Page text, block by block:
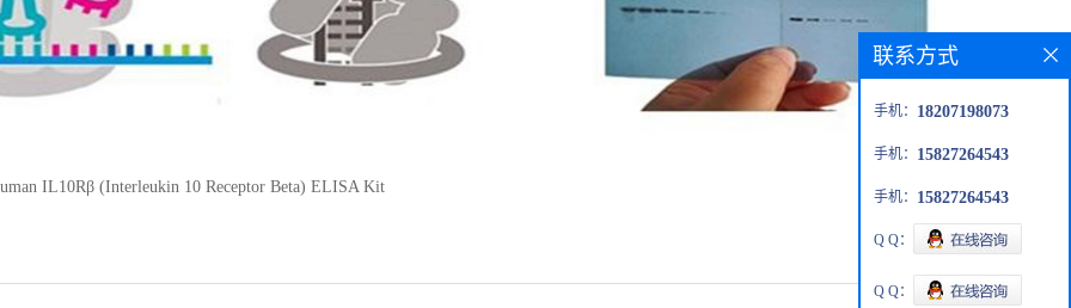
IL10Rβ (Interleukin 10 Receptor Beta) ELISA Kit
联系方式
手机： 18207198073
手机： 15827264543
手机： 15827264543
Q Q：
Q Q：